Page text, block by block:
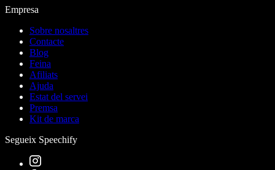
Empresa
Sobre nosaltres
Contacte
Blog
Feina
Afiliats
Ajuda
Estat del servei
Premsa
Kit de marca
Segueix Speechify